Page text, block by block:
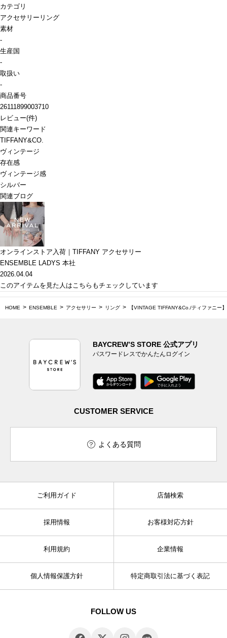
カテゴリ
アクセサリー リング
素材
-
生産国
-
取扱い
-
商品番号
26111899003710
レビュー(件)
関連キーワード
TIFFANY&CO.
ヴィンテージ
存在感
ヴィンテージ感
シルバー
関連ブログ
オンラインストア入荷｜TIFFANY アクセサリー
ENSEMBLE LADYS 本社
2026.04.04
このアイテムを見た人はこちらもチェックしています
HOME ENSEMBLE アクセサリー リング 【VINTAGE TIFFANY&Co./ティファニー
BAYCREW’S STORE 公式アプリ
パスワードレスでかんたんログイン
CUSTOMER SERVICE
よくある質問
ご利用ガイド 店舗検索
採用情報 お客様対応方針
利用規約 企業情報
個人情報保護方針 特定商取引法に基づく表記
FOLLOW US